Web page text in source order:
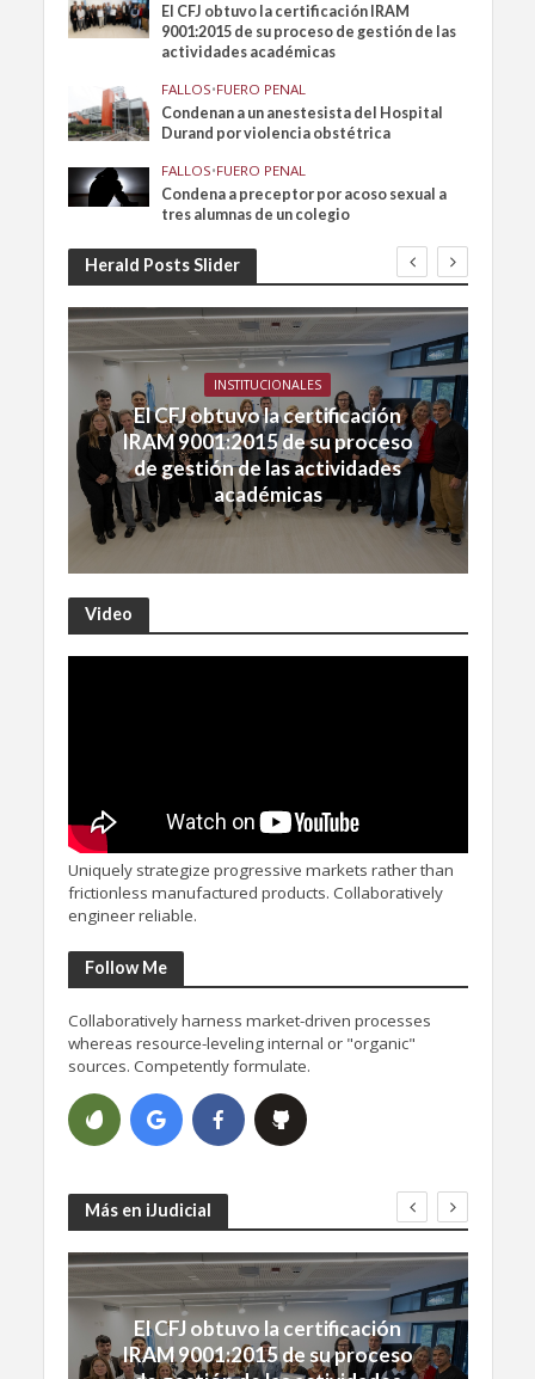
El CFJ obtuvo la certificación IRAM
9001:2015 de su proceso de gestión de las
actividades académicas
FALLOS•FUERO PENAL
Condenan a un anestesista del Hospital
Durand por violencia obstétrica
FALLOS•FUERO PENAL
Condena a preceptor por acoso sexual a
tres alumnas de un colegio
Herald Posts Slider
INSTITUCIONALES
El CFJ obtuvo la certificación
IRAM 9001:2015 de su proceso
de gestión de las actividades
académicas
Video
Uniquely strategize progressive markets rather than
frictionless manufactured products. Collaboratively
engineer reliable.
Follow Me
Collaboratively harness market-driven processes
whereas resource-leveling internal or "organic"
sources. Competently formulate.
Más en iJudicial
El CFJ obtuvo la certificación
IRAM 9001:2015 de su proceso